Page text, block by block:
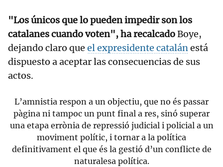
"Los únicos que lo pueden impedir son los
catalanes cuando voten", ha recalcadoBoye,
dejando claro que el expresidente catalánestá
dispuesto a aceptar las consecuencias de sus
actos.
L’amnistia respon a un objectiu, que no és passar
pàgina ni tampoc un punt final a res, sinó superar
una etapa errònia de repressió judicial i policial a un
moviment polític, i tornar a la política
definitivament el que és la gestió d’un conflicte de
naturalesa política.